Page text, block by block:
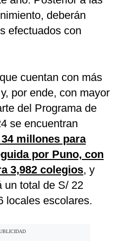
deberán
efectuados con
cuentan con más
por ende, con mayor
del Programa de
se encuentran
millones para
por Puno, con
3,982 colegios, y
un total de S/ 22
locales escolares.